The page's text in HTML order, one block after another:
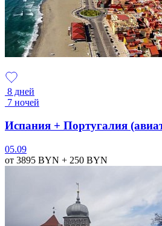
8 дней
7 ночей
Испания + Португалия
05.09
от 3895 BYN + 250 BYN